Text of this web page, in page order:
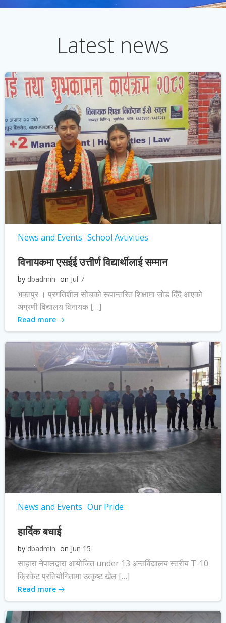
Latest news
News and Events School Avtivities
विनायकमा एसईई उत्तीर्ण विद्यार्थीलाई सम्मान
by dbadmin on Jul 7
भक्तपुर । प्रगतिशील सोचको रूपान्तरित शिक्षामा जोड दिँदै आएको
अग्रणी विद्यालय विनायक […]
Read more
News and Events Our Pride
हार्दिक बधाई
by dbadmin on Jun 15
साहारा नेपालद्वारा आयोजित under 13 अन्तर्विद्यालय स्तरीय T-10
क्रिकेट प्रतियोगितामा उत्कृष्ट खेल […]
Read more